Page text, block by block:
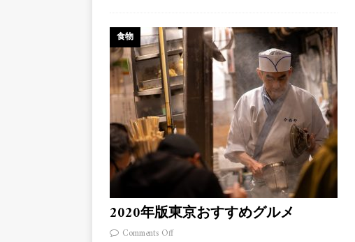
2020年版東京おすすめグルメ
食物
Comments Off